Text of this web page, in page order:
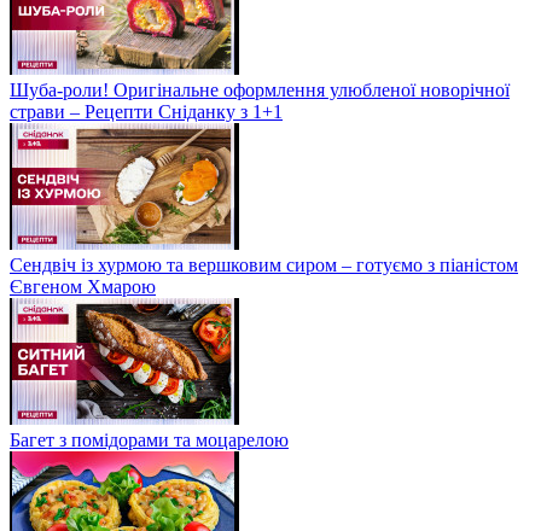
Шуба-роли! Оригінальне оформлення улюбленої новорічної
страви – Рецепти Сніданку з 1+1
Сендвіч із хурмою та вершковим сиром – готуємо з піаністом
Євгеном Хмарою
Багет з помідорами та моцарелою